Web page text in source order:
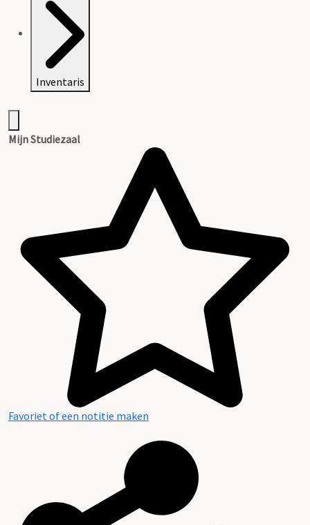
Inventaris
Mijn Studiezaal
Favoriet of een notitie maken